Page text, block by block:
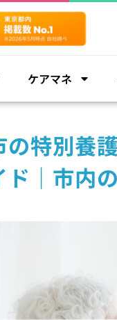
ケアマネ
の特別養
ド｜市内